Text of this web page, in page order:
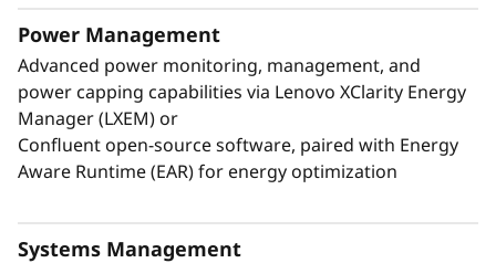
Power Management
Advanced power monitoring, management, and
power capping capabilities via Lenovo XClarity Energy
Manager (LXEM) or
Confluent open-source software, paired with Energy
Aware Runtime (EAR) for energy optimization
Systems Management